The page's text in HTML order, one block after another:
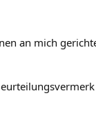
an mich